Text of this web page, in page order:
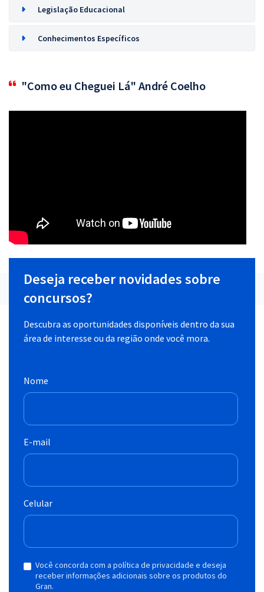
Legislação Educacional
Conhecimentos Específicos
"Como eu Cheguei Lá" André Coelho
Deseja receber novidades sobre
concursos?
Descubra as oportunidades disponíveis dentro da sua
área de interesse ou da região onde você mora.
Nome
E-mail
Celular
Você concorda com a política de privacidade e deseja
receber informações adicionais sobre os produtos do
Gran.